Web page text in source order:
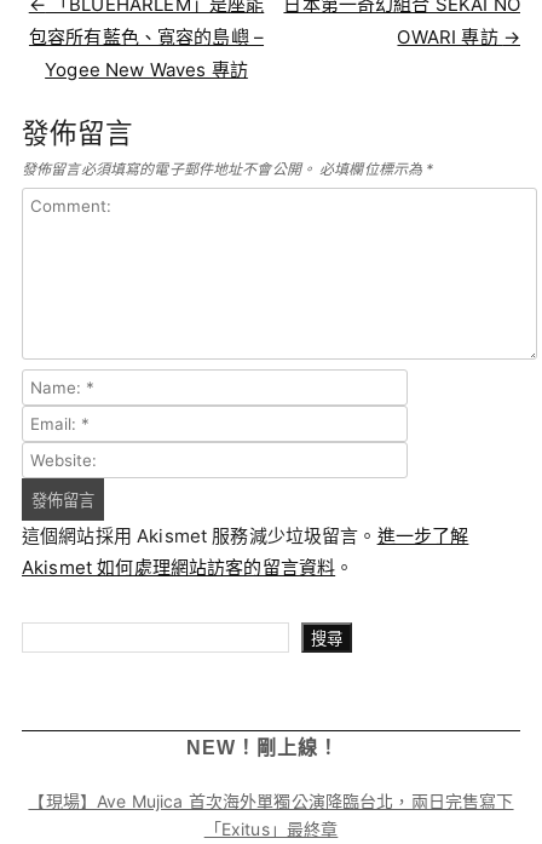
包容所有藍色、寬容的島嶼 –
Yogee New Waves 專訪
OWARI 專訪 →
發佈留言
發佈留言必須填寫的電子郵件地址不會公開。 必填欄位標示為 *
這個網站採用 Akismet 服務減少垃圾留言。 進一步了解
Akismet 如何處理網站訪客的留言資料 。
搜尋
NEW！剛上線！
【現場】Ave Mujica 首次海外單獨公演降臨台北，兩日完售寫下
「Exitus」最終章